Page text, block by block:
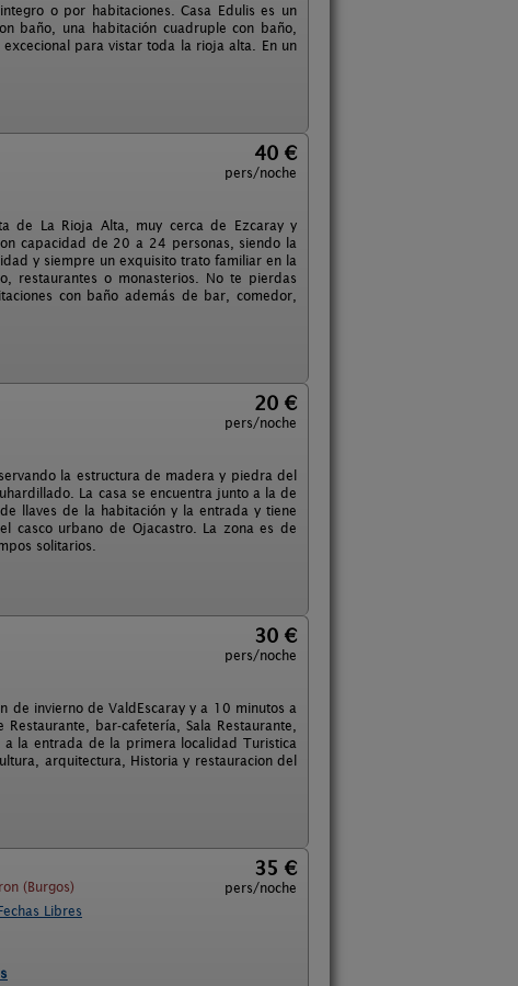
o por habitaciones. Casa Edulis es un
baño, una habitación cuadruple con baño,
para vistar toda la rioja alta. En un
40 €
pers/noche
de La Rioja Alta, muy cerca de Ezcaray y
capacidad de 20 a 24 personas, siendo la
y siempre un exquisito trato familiar en la
restaurantes o monasterios. No te pierdas
con baño además de bar, comedor,
20 €
pers/noche
la estructura de madera y piedra del
La casa se encuentra junto a la de
llaves de la habitación y la entrada y tiene
casco urbano de Ojacastro. La zona es de
solitarios.
30 €
pers/noche
de invierno de ValdEscaray y a 10 minutos a
bar-cafetería, Sala Restaurante,
la entrada de la primera localidad Turistica
arquitectura, Historia y restauracion del
(Burgos)
35 €
pers/noche
Libres